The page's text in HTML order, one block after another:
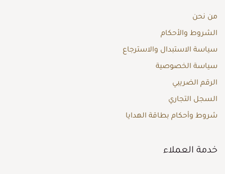
من نحن
الشروط والأحكام
سياسة الاستبدال والاسترجاع
سياسة الخصوصية
الرقم الضريبي
السجل التجاري
شروط وأحكام بطاقة الهدايا
خدمة العملاء